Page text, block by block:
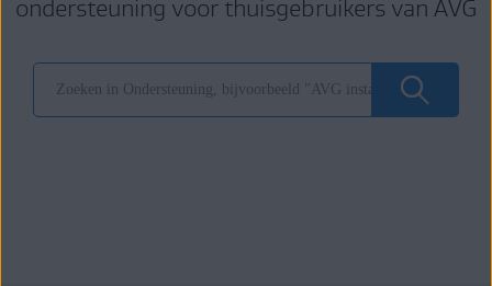
ondersteuning voor thuisgebruikers van AVG